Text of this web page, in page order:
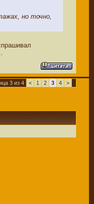
но точно,
3 из 4 < 1 2 3 4 >